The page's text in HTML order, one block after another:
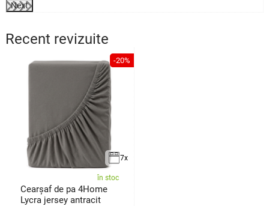
Next
Recent revizuite
-20%
7x
în stoc
Cearșaf de pa 4Home
Lycra jersey antracit